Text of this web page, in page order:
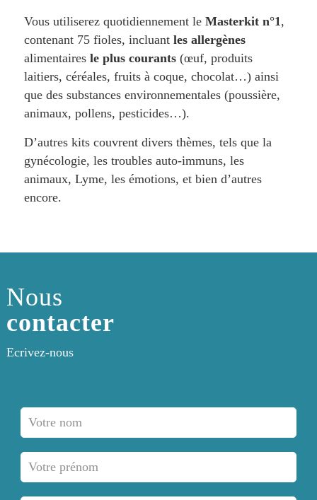
Vous utiliserez quotidiennement le Masterkit n°1 ,
contenant 75 fioles, incluant les allergènes
alimentaires le plus courants(œuf, produits
laitiers, céréales, fruits à coque, chocolat…) ainsi
que des substances environnementales (poussière,
animaux, pollens, pesticides…).
D’autres kits couvrent divers thèmes, tels que la
gynécologie, les troubles auto-immuns, les
animaux, Lyme, les émotions, et bien d’autres
encore.
Nous
contacter
Ecrivez-nous